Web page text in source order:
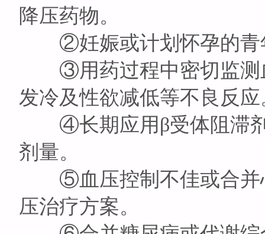
降压药物。
②妊娠或计划怀孕的青
③用药过程中密切监测
发冷及性欲减低等不良反应
④长期应用β受体阻滞剂
剂量。
⑤血压控制不佳或合并
压治疗方案。